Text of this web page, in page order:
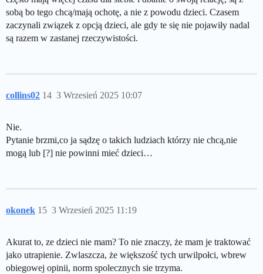
sobą bo tego chcą/mają ochotę, a nie z powodu dzieci. Czasem
zaczynali związek z opcją dzieci, ale gdy te się nie pojawiły nadal
są razem w zastanej rzeczywistości.
collins02 3 Wrzesień 2025 10:07
14
Nie.
Pytanie brzmi,co ja sądzę o takich ludziach którzy nie chcą,nie
mogą lub [?] nie powinni mieć dzieci…
okonek 3 Wrzesień 2025 11:19
15
Akurat to, ze dzieci nie mam? To nie znaczy, że mam je traktować
jako utrapienie. Zwlaszcza, że większość tych urwilpołci, wbrew
obiegowej opinii, norm spolecznych sie trzyma.